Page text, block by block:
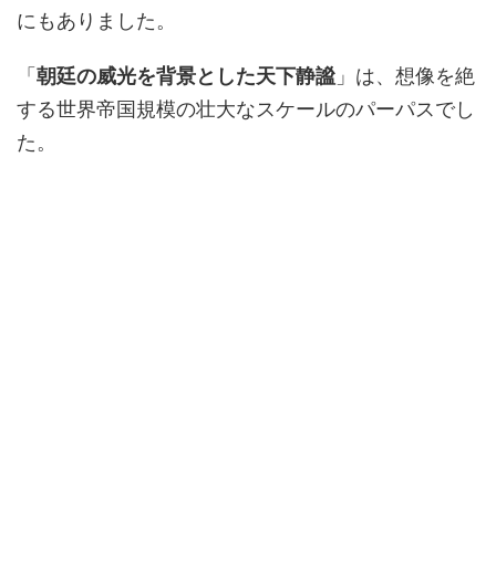
にもありました。
「朝廷の威光を背景とした天下静謐 」は、想像を絶
する世界帝国規模の壮大なスケールのパーパスでし
た。